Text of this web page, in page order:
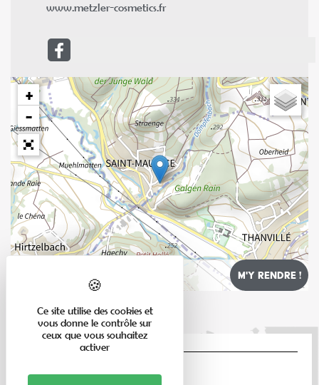
www.metzler-cosmetics.fr
+
−
Leaflet
Ce site utilise des cookies et
vous donne le contrôle sur
ceux que vous souhaitez
activer